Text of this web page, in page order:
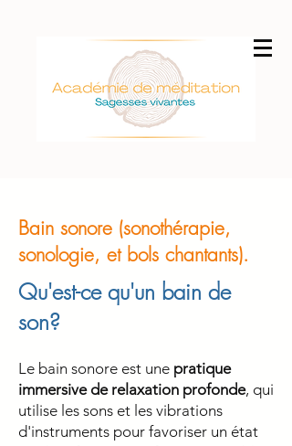
Bain sonore (sonothérapie,
sonologie, et bols chantants).
Qu'est-ce qu'un bain de
son?
Le bain sonore est une pratique
immersive de relaxation profonde, qui
utilise les sons et les vibrations
d'instruments pour favoriser un état